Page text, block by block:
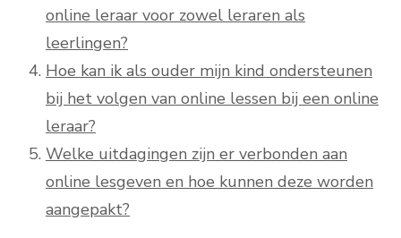
online leraar voor zowel leraren als
leerlingen?
Hoe kan ik als ouder mijn kind ondersteunen
bij het volgen van online lessen bij een online
leraar?
Welke uitdagingen zijn er verbonden aan
online lesgeven en hoe kunnen deze worden
aangepakt?